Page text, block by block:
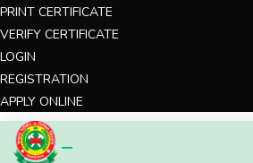
PRINT CERTIFICATE
VERIFY CERTIFICATE
LOGIN
REGISTRATION
APPLY ONLINE